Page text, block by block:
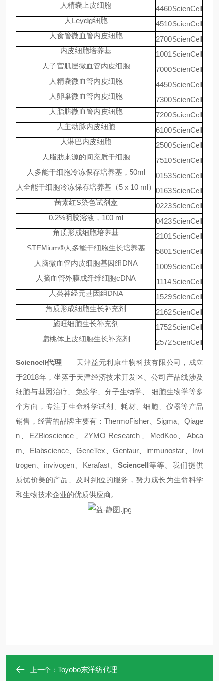
人精囊上皮细胞 4460ScienCell
人Leydig细胞
4510ScienCell
人食管微血管内皮细胞
2700ScienCell
内皮细胞培养基
1001 ScienCell
人子宫肌层微血管内皮细胞
7000ScienCell
人精囊微血管内皮细胞
4450ScienCell
人卵巢微血管内皮细胞
7300ScienCell
人脂肪微血管内皮细胞
7200ScienCell
人主动脉内皮细胞
6100ScienCell
人淋巴内皮细胞
2500ScienCell
人脂肪来源的间充质干细胞
7510ScienCell
人多能干细胞冷冻保存培养基，50ml
0153ScienCell
人全能干细胞冷冻保存培养基（5 x 10 ml） 0163ScienCell
茜素红S染色试剂盒
0223ScienCell
0.2%明胶溶液，100 ml
0423ScienCell
角质形成细胞培养基
2101 ScienCell
STEMium®人多能干细胞生长培养基
5801 ScienCell
人脑微血管内皮细胞基因组DNA
1009ScienCell
人脑血管外膜成纤维细胞cDNA
1114ScienCell
人类神经元基因组DNA
1529ScienCell
角质形成细胞生长补充剂
2162ScienCell
施旺细胞生长补充剂
1752ScienCell
扁桃体上皮细胞生长补充剂
2572ScienCell
Sciencell代理——天津益元利康生物科技有限公司，成立
于2018年，坐落于天津经济技术开发区。公司产品线涉及
细胞与基因治疗、免疫学、分子生物学、 细胞生物学等多
个方向，专注于生命科学试剂、耗材、细胞 、仪器等产品
销售，经营的品牌主要有： ThermoFisher、 Sigma、 Qiage
n
EZBioscience ZYMO Research MedKoo、Abca
m
Elabscience、GeneTex Gentaur、 immunostar
Invi
trogen
invivogen Kerafast Sciencell等等。我们提供
质优价美的产品、及时到位的服务，努力成长为生命科学
和生物技术企业的优质供应商。
上一个： Toyobo东洋纺代理